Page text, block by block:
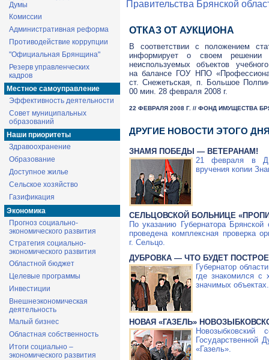
Думы
Комиссии
Административная реформа
Противодействие коррупции
"Официальная Брянщина"
Резерв управленческих
кадров
Местное самоуправление
Эффективность деятельности
Совет муниципальных
образований
Наши приоритеты
Здравоохранение
Образование
Доступное жилье
Сельское хозяйство
Газификация
Экономика
Прогноз социально-
экономического развития
Стратегия социально-
экономического развития
Областной бюджет
Целевые программы
Инвестиции
Внешнеэкономическая
деятельность
Малый бизнес
Областная собственность
Итоги социально –
экономического развития
Правительства Брянской
ОТКАЗ ОТ АУКЦИОНА
В соответствии с положением
информирует о своем решении
неиспользуемых объектов
на балансе ГОУ НПО
ст. Снежетьская, п. Большое
00 мин. 28 февраля 2008 г.
22 ФЕВРАЛЯ 2008 Г. // ФОНД ИМУЩЕСТВА
ДРУГИЕ НОВОСТИ ЭТОГО
ЗНАМЯ ПОБЕДЫ — ВЕТЕРАНАМ!
21 февраля в ДК
вручения копии
СЕЛЬЦОВСКОЙ БОЛЬНИЦЕ
По указанию Губернатора
проведена комплексная проверка
г. Сельцо.
ДУБРОВКА — ЧТО БУДЕТ
Губернатор
где знакомился с
значимых объектах.
НОВАЯ «ГАЗЕЛЬ»
Новозыбковский
Государственной
«Газель».